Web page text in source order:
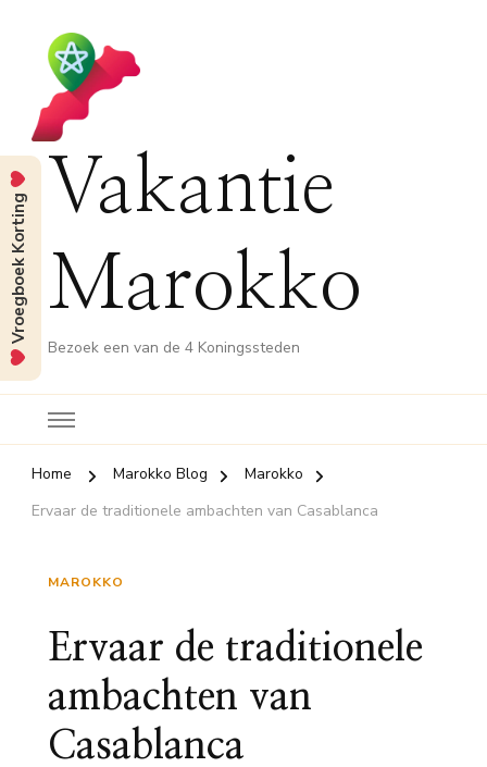
Vakantie
Marokko
Bezoek een van de 4 Koningssteden
Home Marokko Blog
Marokko
Ervaar de traditionele ambachten van Casablanca
MAROKKO
Ervaar de traditionele
ambachten van
Casablanca
Vroegboek Korting